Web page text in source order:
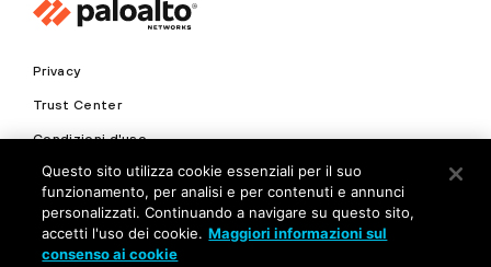
Privacy
Trust Center
Condizioni d'uso
Documenti
Copyright © 2026 Palo Alto Networks. Tutti i diritti riservati
Questo sito utilizza cookie essenziali per il suo
funzionamento, per analisi e per contenuti e annunci
personalizzati. Continuando a navigare su questo sito,
accetti l'uso dei cookie. Maggiori informazioni sul
consenso ai cookie